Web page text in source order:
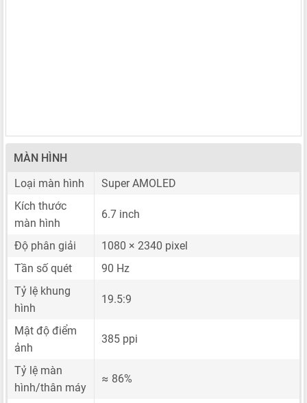
MÀN HÌNH
Loại màn hình
Super AMOLED
Kích thước
màn hình
6.7 inch
Độ phân giải
1080 × 2340 pixel
Tần số quét
90 Hz
Tỷ lệ khung
hình
19.5:9
Mật độ điểm
ảnh
385 ppi
Tỷ lệ màn
hình/thân máy
≈ 86%